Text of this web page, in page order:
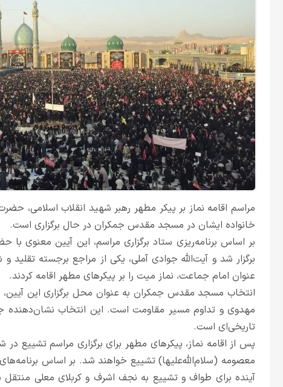
مراسم اقامه نماز بر پیکر مطهر رهبر شهید انقلاب اسلامی،
خانواده ایشان در مسجد مقدس جمکران در حال برگزاری است.
بر اساس برنامه‌ریزی ستاد برگزاری مراسم، این آیین معنوی با
برگزار شد و آیت‌الله جوادی آملی، یکی از مراجع برجسته
عنوان امام جماعت، نماز میت را بر پیکرهای مطهر اقامه کردند.
انتخاب مسجد مقدس جمکران به عنوان محل برگزاری این آیین،
مهدوی و تداوم مسیر مقاومت است. این انتخاب نشان‌دهنده
تاریخی‌ای است.
پس از اقامه نماز، پیکرهای مطهر برای برگزاری مراسم
معصومه (سلام‌الله‌علیها) تشییع خواهند شد. بر اساس
آینده برای طواف و تشییع به نجف اشرف و کربلای معلی